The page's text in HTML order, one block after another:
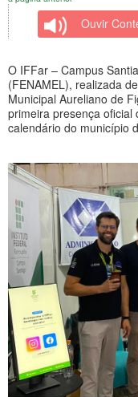
Ouvir
O IFFar – Campus
(FENAMEL), realizada
Municipal Aureliano de
primeira presença oficial
calendário do município